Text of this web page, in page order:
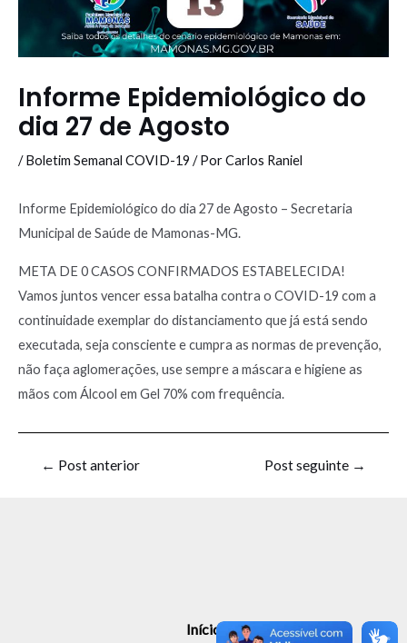
Informe Epidemiológico do
dia 27 de Agosto
/Boletim Semanal COVID-19 / PorCarlos Raniel
Informe Epidemiológico do dia 27 de Agosto – Secretaria
Municipal de Saúde de Mamonas-MG.
META DE 0 CASOS CONFIRMADOS ESTABELECIDA!
Vamos juntos vencer essa batalha contra o COVID-19 com a
continuidade exemplar do distanciamento que já está sendo
executada, seja consciente e cumpra as normas de prevenção,
não faça aglomerações, use sempre a máscara e higiene as
mãos com Álcool em Gel 70% com frequência.
← Post anterior Post seguinte →
Início